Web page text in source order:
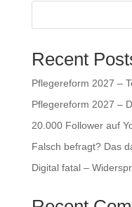
Recent
Pflegereform 2027 –
Pflegereform 2027 –
20.000 Follower auf
Falsch befragt? Das
Digital fatal –